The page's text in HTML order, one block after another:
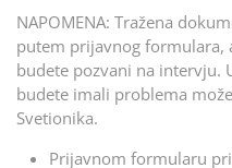
NAPOMENA: Tražena
putem prijavnog formulara,
budete pozvani na
budete imali problema
Svetionika.
Prijavnom formularu